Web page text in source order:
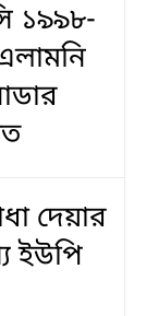
১৯৯৮-
দেয়ার
ইউপি